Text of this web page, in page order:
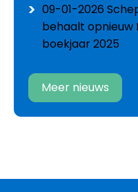
09-01-2026
behaalt opnieuw
boekjaar 2025
Meer nieuws